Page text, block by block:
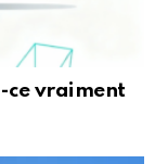
ce vraiment